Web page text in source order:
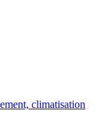
climatisation